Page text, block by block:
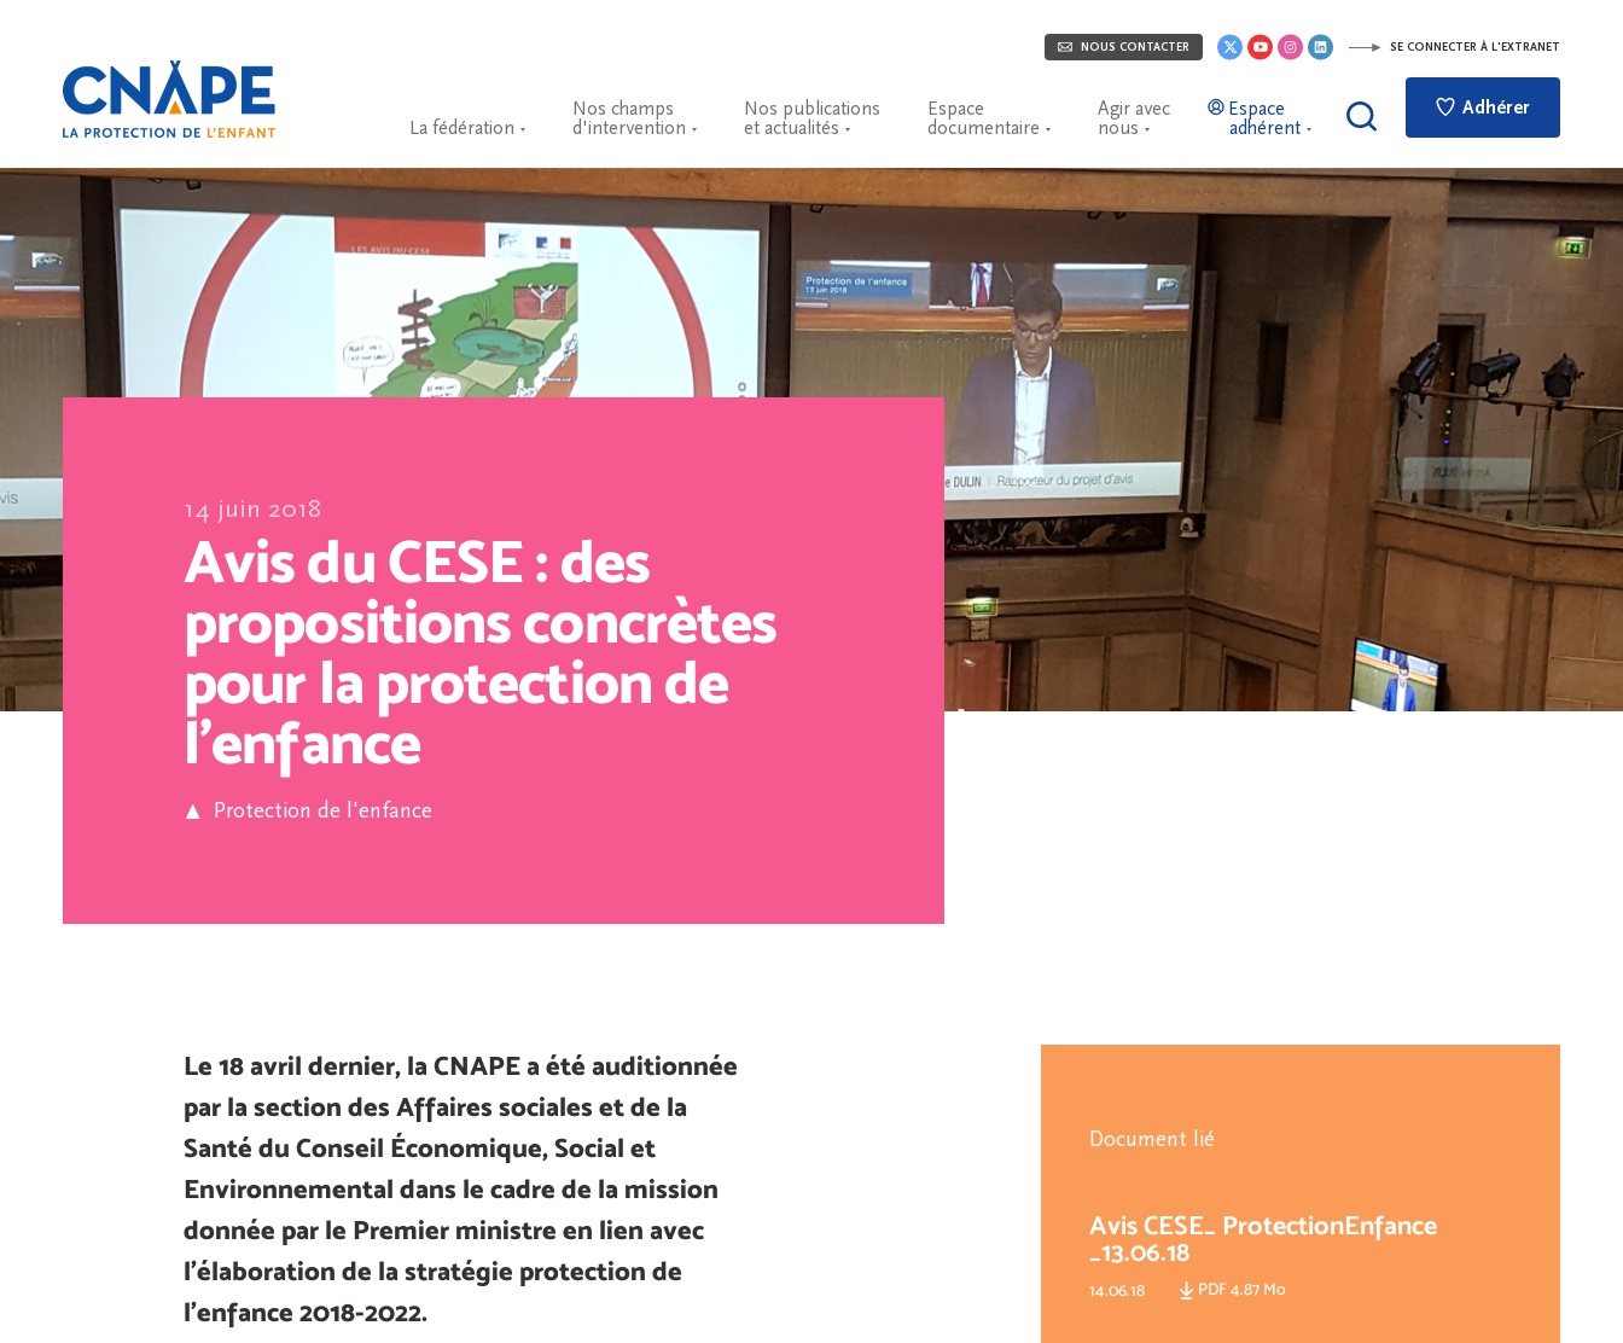
NOUS CONTACTER SE CONNECTER À L'EXTRANET
La fédération
Nos champs
d'intervention
Nos publications
et actualités
Espace
documentaire
Agir avec
nous
Espace
adhérent
Adhérer
14 juin 2018
Avis du CESE : des
propositions concrètes
pour la protection de
l’enfance
Protection de l'enfance
Le 18 avril dernier, la CNAPE a été auditionnée
par la section des Affaires sociales et de la
Santé du Conseil Économique, Social et
Environnemental dans le cadre de la mission
donnée par le Premier ministre en lien avec
l’élaboration de la stratégie protection de
l’enfance 2018-2022.
Document lié
Avis CESE_ ProtectionEnfance
_13.06.18
14.06.18 PDF 4.87 Mo